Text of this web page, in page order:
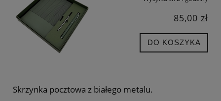
85,00 zł
DO KOSZYKA
Skrzynka pocztowa z białego metalu.